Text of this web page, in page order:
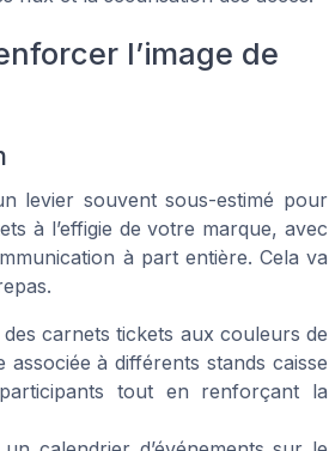
l’image de
levier souvent sous-estimé pour
à l’effigie de votre marque, avec
à part entière. Cela va
carnets tickets aux couleurs de
à différents stands caisse
tout en renforçant la